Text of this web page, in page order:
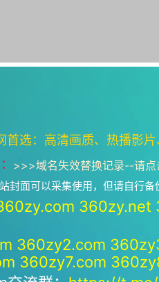
首选：高清画质、热播影
>>>域名失效替换记录--请点
封面可以采集使用，但请自行
360zy.net
360zy2.com
360zy7.com